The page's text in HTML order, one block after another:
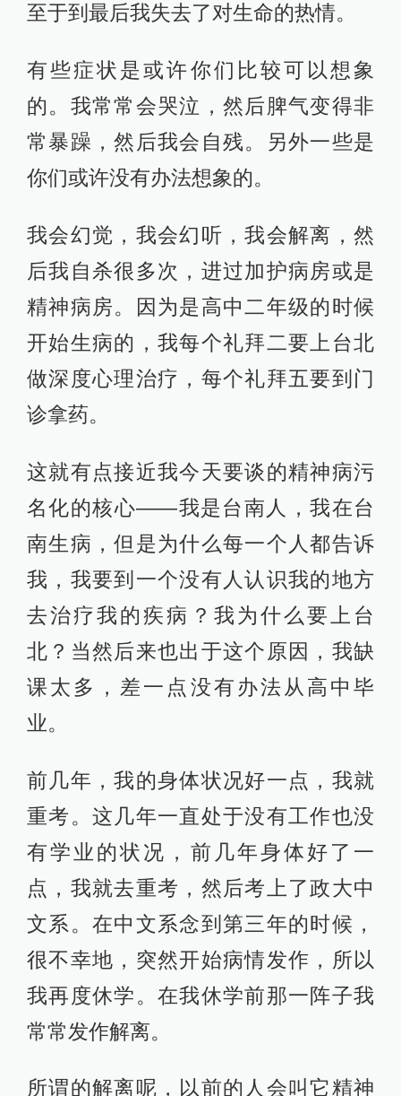
至于到最后我失去了对生命的热情。
有些症状是或许你们比较可以想象
的。我常常会哭泣，然后脾气变得非
常暴躁，然后我会自残。另外一些是
你们或许没有办法想象的。
我会幻觉，我会幻听，我会解离，然
后我自杀很多次，进过加护病房或是
精神病房。因为是高中二年级的时候
开始生病的，我每个礼拜二要上台北
做深度心理治疗，每个礼拜五要到门
诊拿药。
这就有点接近我今天要谈的精神病污
名化的核心——我是台南人，我在台
南生病，但是为什么每一个人都告诉
我，我要到一个没有人认识我的地方
去治疗我的疾病？我为什么要上台
北？当然后来也出于这个原因，我缺
课太多，差一点没有办法从高中毕
业。
前几年，我的身体状况好一点，我就
重考。这几年一直处于没有工作也没
有学业的状况，前几年身体好了一
点，我就去重考，然后考上了政大中
文系。在中文系念到第三年的时候，
很不幸地，突然开始病情发作，所以
我再度休学。在我休学前那一阵子我
常常发作解离。
所谓的解离呢，以前的人会叫它精神